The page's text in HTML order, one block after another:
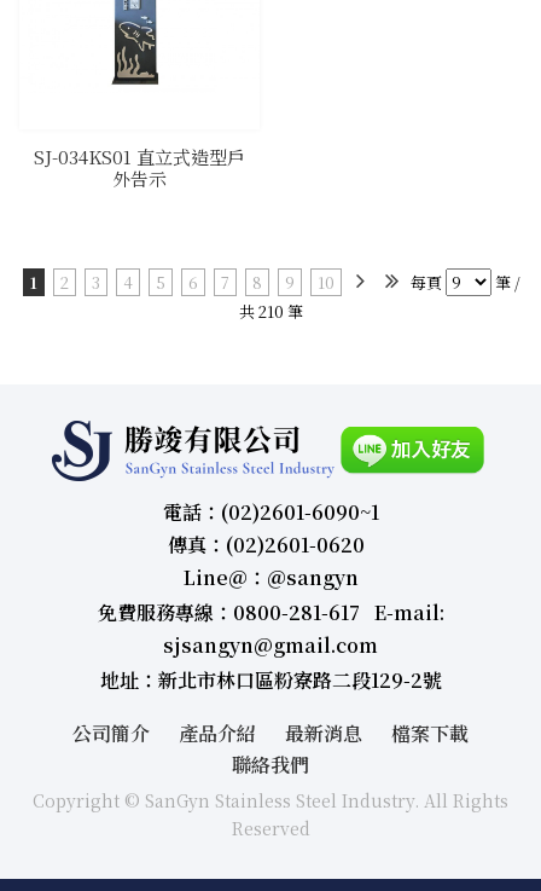
SJ-034KS01 直立式造型戶
外告示
1 2 3 4 5 6 7 8 9 10 每頁
筆 /
共 210 筆
電話：(02)2601-6090~1
傳真：(02)2601-0620
Line＠：＠sangyn
免費服務專線：0800-281-617 E-mail:
sjsangyn@gmail.com
地址：新北市林口區粉寮路二段129-2號
公司簡介
產品介紹 最新消息
檔案下載
聯絡我們
Copyright © SanGyn Stainless Steel Industry. All Rights
Reserved